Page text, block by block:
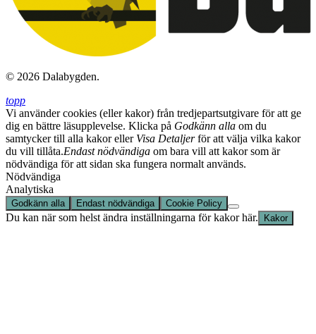
© 2026 Dalabygden.
topp
Vi använder cookies (eller kakor) från tredjepartsutgivare för att ge
dig en bättre läsupplevelse. Klicka på Godkänn alla om du
samtycker till alla kakor eller Visa Detaljerför att välja vilka kakor
du vill tillåta.Endast nödvändiga om bara vill att kakor som är
nödvändiga för att sidan ska fungera normalt används.
Nödvändiga
Analytiska
Godkänn alla Endast nödvändiga Cookie Policy
Du kan när som helst ändra inställningarna för kakor här. Kakor